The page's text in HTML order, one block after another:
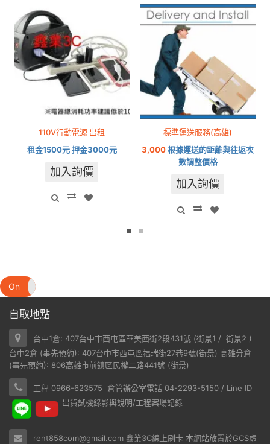
110V行動電源 出租
租金1500元 押金3000元
加入詢價
標準運送服務(高雄)
3,000根據運送的距離與往返次
數調整價格
加入詢價
On
自取地點
台中1倉: 407台中市西屯區華美西街2段431號 (街景1 / 街景2 )
台中2倉 (事先預約): 407台中市西屯區福瑞街27巷9號(街景) 高雄分倉
(事先預約): 806高雄市前鎮區民權二路441號 (街景)
工程 0966-623575 倉管辦公室電話 04-2293-5150 / Line ID
出貨試機錄影與說明/工程案場記錄
rent858com@gmail.com 鑫業3C線上刷卡 本網站放置於GCS虛